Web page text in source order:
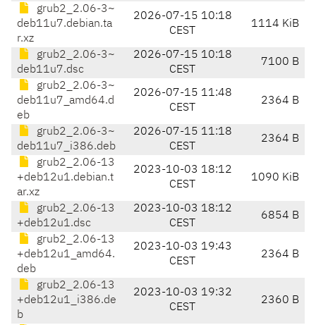
grub2_2.06-3~
deb11u7.debian.ta
r.xz
2026-07-15 10:18
CEST
1114 KiB
grub2_2.06-3~
deb11u7.dsc
2026-07-15 10:18
CEST
7100 B
grub2_2.06-3~
deb11u7_amd64.d
eb
2026-07-15 11:48
CEST
2364 B
grub2_2.06-3~
deb11u7_i386.deb
2026-07-15 11:18
CEST
2364 B
grub2_2.06-13
+deb12u1.debian.t
ar.xz
2023-10-03 18:12
CEST
1090 KiB
grub2_2.06-13
+deb12u1.dsc
2023-10-03 18:12
CEST
6854 B
grub2_2.06-13
+deb12u1_amd64.
deb
2023-10-03 19:43
CEST
2364 B
grub2_2.06-13
+deb12u1_i386.de
b
2023-10-03 19:32
CEST
2360 B